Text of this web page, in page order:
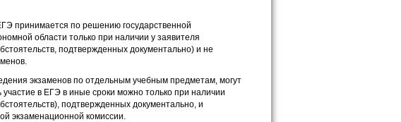
принимается по решению государственной
области только при наличии у заявителя
подтвержденных документально) и не
экзаменов по отдельным учебным предметам, могут
в ЕГЭ в иные сроки можно только при наличии
подтвержденных документально, и
экзаменационной комиссии.